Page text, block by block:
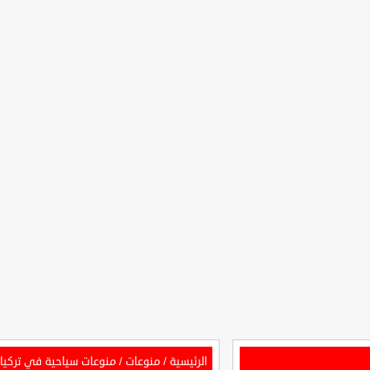
الرئيسية / منوعات / منوعات سياحية في تركيا